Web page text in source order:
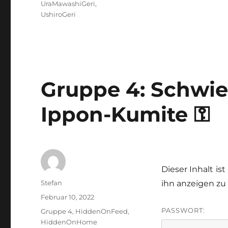
UraMawashiGeri,
UshiroGeri
Gruppe 4:
Ippon-Kumite ⚿
Dieser Inhalt
ihn anzeigen
PASSWORT:
Autor
Stefan
Veröffentlicht
Februar 10, 2022
Kategorien
Gruppe 4, HiddenOnFeed,
HiddenOnHome